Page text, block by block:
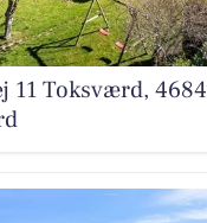
11 Toksværd, 4684